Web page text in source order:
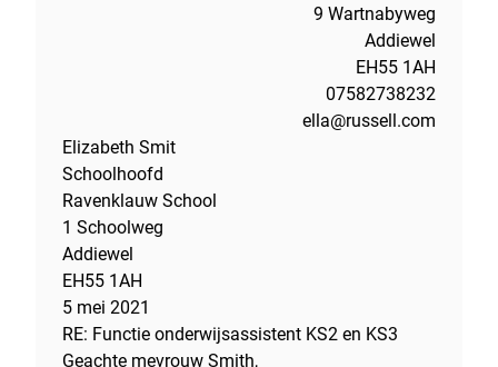
9 Wartnabyweg
Addiewel
EH55 1AH
07582738232
ella@russell.com
Elizabeth Smit
Schoolhoofd
Ravenklauw School
1 Schoolweg
Addiewel
EH55 1AH
5 mei 2021
RE: Functie onderwijsassistent KS2 en KS3
Geachte mevrouw Smith,